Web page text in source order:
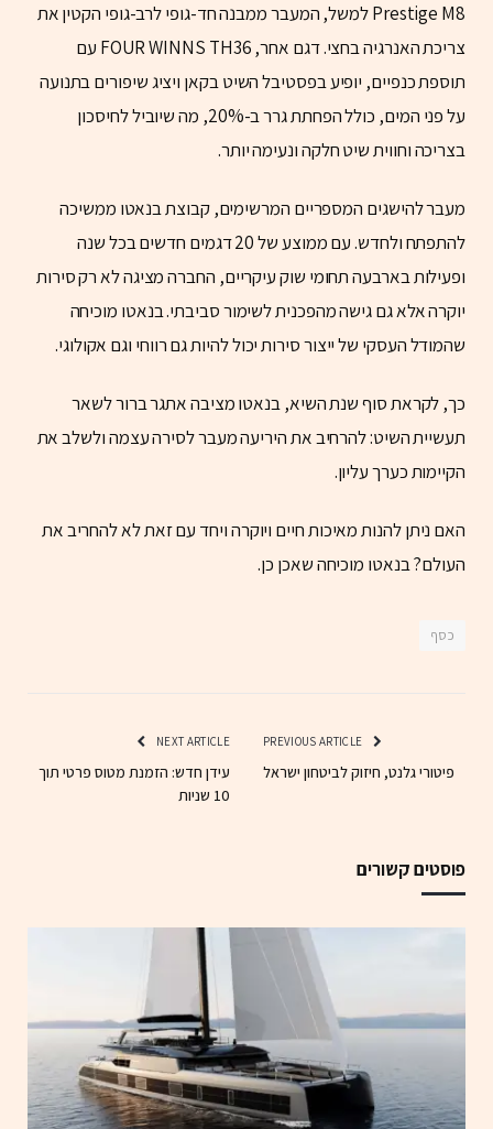
Prestige M8 למשל, המעבר ממבנה חד-גופי לרב-גופי הקטין את
צריכת האנרגיה בחצי. דגם אחר, FOUR WINNS TH36 עם
תוספת כנפיים, יופיע בפסטיבל השיט בקאן ויציג שיפורים בתנועה
על פני המים, כולל הפחתת גרר ב-20%, מה שיוביל לחיסכון
בצריכה וחווית שיט חלקה ונעימה יותר.
מעבר להישגים המספריים המרשימים, קבוצת בנאטו ממשיכה
להתפתח ולחדש. עם ממוצע של 20 דגמים חדשים בכל שנה
ופעילות בארבעה תחומי שוק עיקריים, החברה מציגה לא רק סירות
יוקרה אלא גם גישה מהפכנית לשימור סביבתי. בנאטו מוכיחה
שהמודל העסקי של ייצור סירות יכול להיות גם רווחי וגם אקולוגי.
כך, לקראת סוף שנת השיא, בנאטו מציבה אתגר ברור לשאר
תעשיית השיט: להרחיב את היריעה מעבר לסירה עצמה ולשלב את
הקיימות כערך עליון.
האם ניתן להנות מאיכות חיים ויוקרה ויחד עם זאת לא להחריב את
העולם? בנאטו מוכיחה שאכן כן.
כסף
פיטורי גלנט, חיזוק לביטחון ישראל
NEXT ARTICLE
עידן חדש: הזמנת מטוס פרטי תוך
10 שניות
פוסטים קשורים